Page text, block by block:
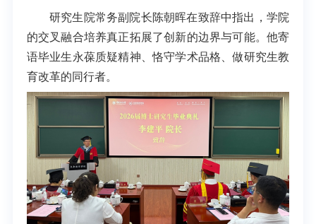
研究生院常务副院长陈朝晖在致辞中指出，学院
的交叉融合培养真正拓展了创新的边界与可能。他寄
语毕业生永葆质疑精神、恪守学术品格、做研究生教
育改革的同行者。